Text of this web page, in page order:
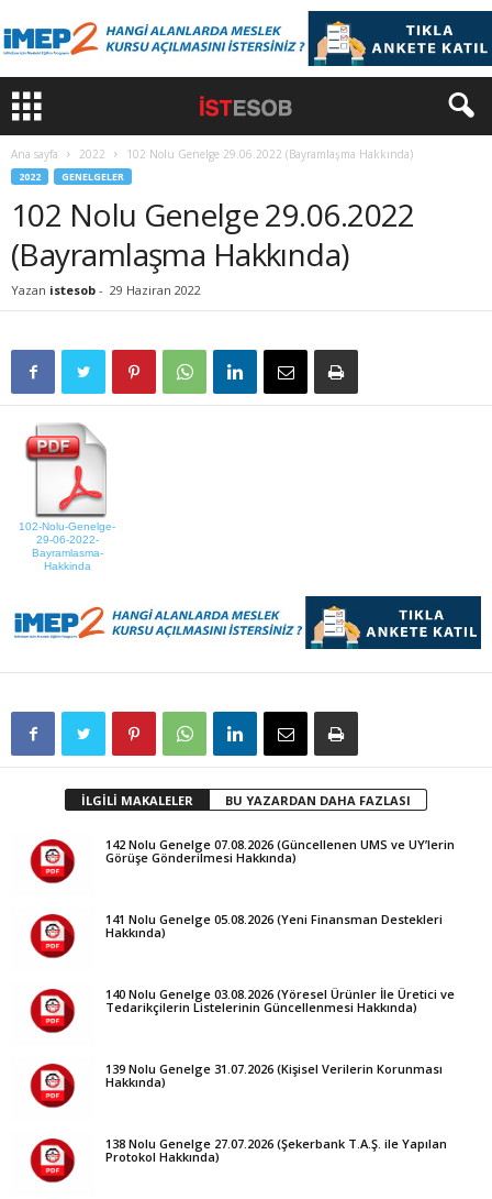
Ana sayfa 2022 102 Nolu Genelge 29.06.2022 (Bayramlaşma Hakkında)
2022 GENELGELER
102 Nolu Genelge 29.06.2022
(Bayramlaşma Hakkında)
Yazan istesob - 29 Haziran 2022
102-Nolu-Genelge-
29-06-2022-
Bayramlasma-
Hakkinda
İLGİLİ MAKALELER BU YAZARDAN DAHA FAZLASI
142 Nolu Genelge 07.08.2026 (Güncellenen UMS ve UY’lerin
Görüşe Gönderilmesi Hakkında)
141 Nolu Genelge 05.08.2026 (Yeni Finansman Destekleri
Hakkında)
140 Nolu Genelge 03.08.2026 (Yöresel Ürünler İle Üretici ve
Tedarikçilerin Listelerinin Güncellenmesi Hakkında)
139 Nolu Genelge 31.07.2026 (Kişisel Verilerin Korunması
Hakkında)
138 Nolu Genelge 27.07.2026 (Şekerbank T.A.Ş. ile Yapılan
Protokol Hakkında)